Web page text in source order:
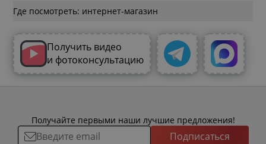
Где посмотреть: интернет-магазин
Получить видео
и фотоконсультацию
Получайте первыми наши лучшие предложения!
Подписаться